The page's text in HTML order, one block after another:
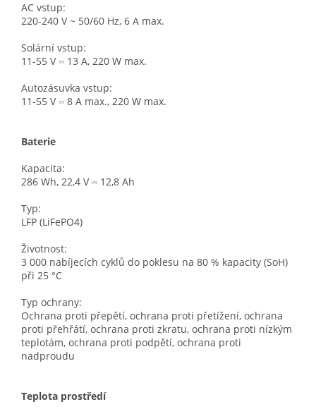
AC vstup:
220-240 V ~ 50/60 Hz, 6 A max.
Solární vstup:
11-55 V ⎓ 13 A, 220 W max.
Autozásuvka vstup:
11-55 V ⎓ 8 A max., 220 W max.
Baterie
Kapacita:
286 Wh, 22,4 V ⎓ 12,8 Ah
Typ:
LFP (LiFePO4)
Životnost:
3 000 nabíjecích cyklů do poklesu na 80 % kapacity (SoH)
při 25 °C
Typ ochrany:
Ochrana proti přepětí, ochrana proti přetížení, ochrana
proti přehřátí, ochrana proti zkratu, ochrana proti nízkým
teplotám, ochrana proti podpětí, ochrana proti
nadproudu
Teplota prostředí